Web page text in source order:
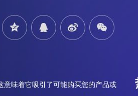
意味着它吸引了可能购买您的产品或